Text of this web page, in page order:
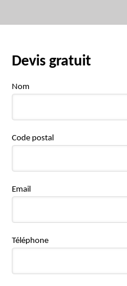
Devis gratuit
Nom
Code postal
Email
Téléphone